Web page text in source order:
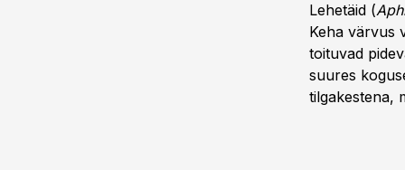
Lehetäid (
Keha värvus
toituvad
suures
tilgakestena,